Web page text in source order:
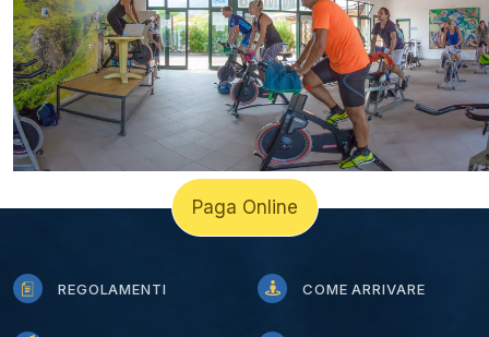
REGOLAMENTI COME ARRIVARE
Paga Online